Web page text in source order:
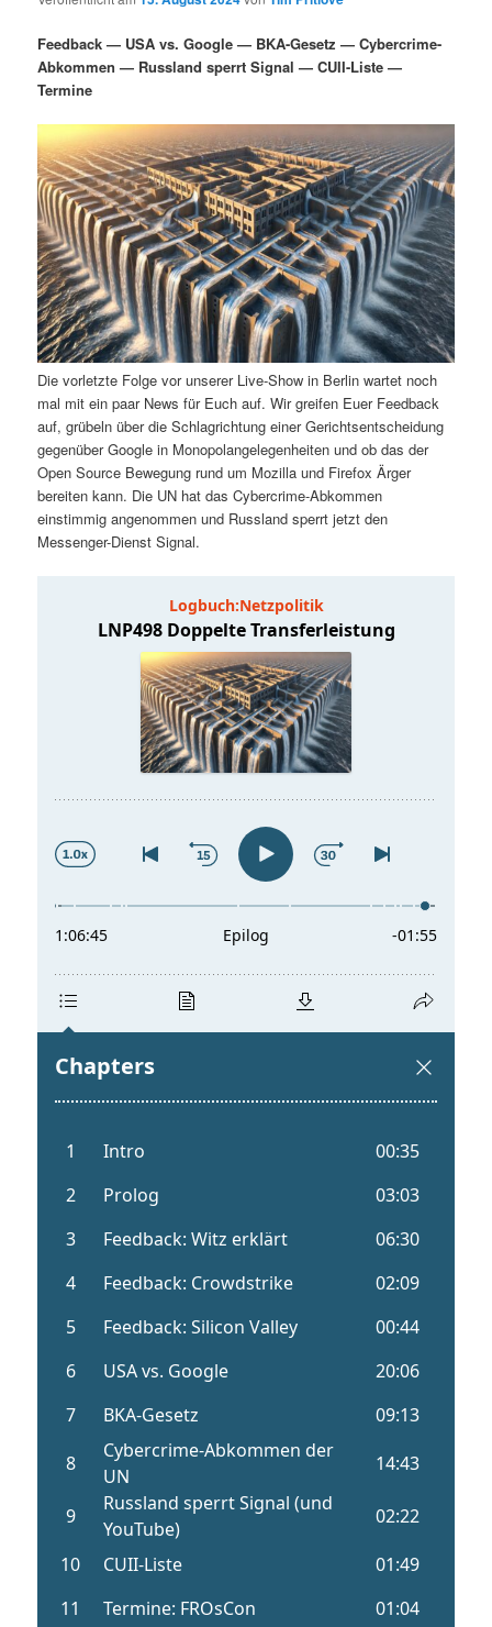
m
ä
r
e
n
I
n
h
a
l
e
u
n
d
ä
r
e
n
I
n
h
n
e
n
n
a
v
g
a
t
i
o
n
Feedback — USA vs. Google — BKA-Gesetz — Cybercrime-
Abkommen — Russland sperrt Signal — CUII-Liste —
Termine
Die vorletzte Folge vor unserer Live-Show in Berlin wartet noch
mal mit ein paar News für Euch auf. Wir greifen Euer Feedback
auf, grübeln über die Schlagrichtung einer Gerichtsentscheidung
gegenüber Google in Monopolangelegenheiten und ob das der
Open Source Bewegung rund um Mozilla und Firefox Ärger
bereiten kann. Die UN hat das Cybercrime-Abkommen
einstimmig angenommen und Russland sperrt jetzt den
Messenger-Dienst Signal.